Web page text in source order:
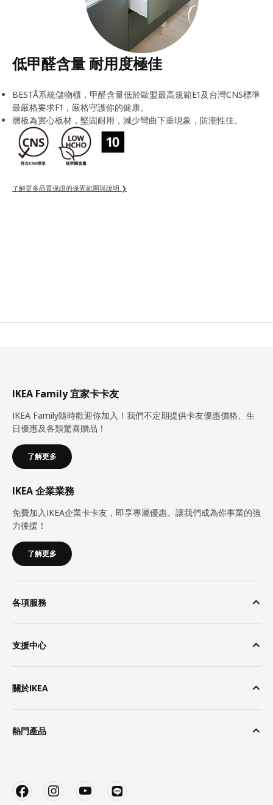
低甲醛含量 耐用度極佳
BESTÅ系統儲物櫃，甲醛含量低於歐盟最高規範E1及台灣CNS標準
最嚴格要求F1，嚴格守護你的健康。
層板為實心板材，堅固耐用，減少彎曲下垂現象，防潮性佳。
了解更多品質保證的保固範圍與說明 ❯
IKEA Family 宜家卡卡友
IKEA Family隨時歡迎你加入！我們不定期提供卡友優惠價格、生
日優惠及各類驚喜贈品！
了解更多
IKEA 企業業務
免費加入IKEA企業卡卡友，即享專屬優惠。讓我們成為你事業的強
力後援！
了解更多
各項服務
支援中心
關於IKEA
熱門產品